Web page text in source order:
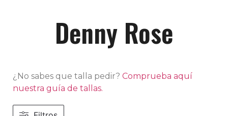
Denny Rose
¿No sabes que talla pedir? Comprueba aquí
nuestra guía de tallas.